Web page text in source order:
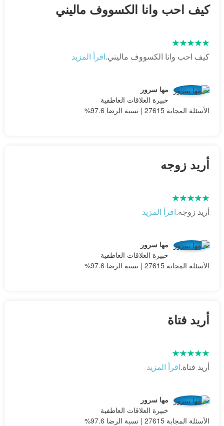
كيف احب وانا الكسووف ماليني
كيف احب وانا الكسووف ماليني.اقرأ المزيد
مها سرور
خبيرة العلاقات العاطفية
الأسئلة المجابة 27615 | نسبة الرضا 97.6%
أريد زوجه
أريد زوجه.اقرأ المزيد
مها سرور
خبيرة العلاقات العاطفية
الأسئلة المجابة 27615 | نسبة الرضا 97.6%
أريد فتاة
أريد فتاة.اقرأ المزيد
مها سرور
خبيرة العلاقات العاطفية
الأسئلة المجابة 27615 | نسبة الرضا 97.6%